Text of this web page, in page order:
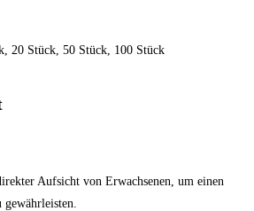
20 Stück, 50 Stück, 100 Stück
Aufsicht von Erwachsenen, um einen